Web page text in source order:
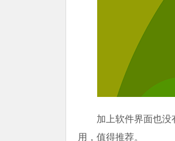
加上软件界面也
用，值得推荐。